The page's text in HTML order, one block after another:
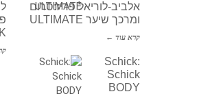
אלביב-לוריאל פריז:סרום
ומרכך שיער ULTIMATE
קרא עוד ←
Schick:
Schick
BODY